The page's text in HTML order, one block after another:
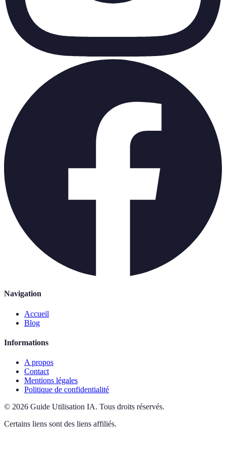
Navigation
Accueil
Blog
Informations
A propos
Contact
Mentions légales
Politique de confidentialité
© 2026 Guide Utilisation IA. Tous droits réservés.
Certains liens sont des liens affiliés.